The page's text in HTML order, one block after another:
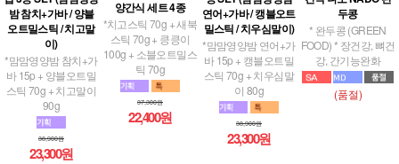
밤 참치+가바 / 양블
오트밀스틱 / 치고말
이)
*맘맘영양밤 참치+가
바 15p + 양블오트밀
스틱 70g + 치고말이
90g
38,900원
23,300원
양간식 세트 4종
*치고스틱 70g + 새북
스틱 70g + 킁킁이
100g + 소블오트밀스
틱 70g
37,300원
22,400원
연어+가바 / 캥블오트
밀스틱 / 치우심말이)
*맘맘영양밤 연어+가
바 15p + 캥블오트밀
스틱 70g + 치우심말
이 80g
38,900원
23,300원
두콩
* 완두콩 (GREEN
FOOD) * 장건강, 뼈건
강, 간기능완화
(품절)